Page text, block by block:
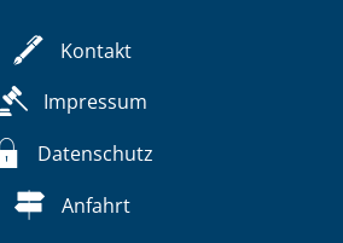
Kontakt
Impressum
Datenschutz
Anfahrt